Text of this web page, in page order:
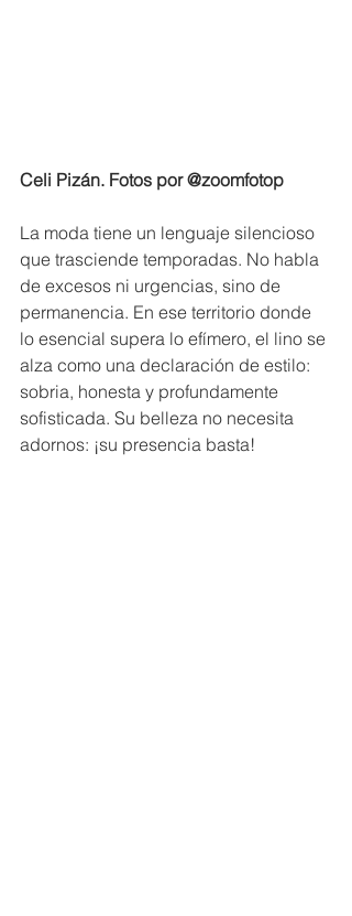
Celi Pizán. Fotos por @zoomfotop
La moda tiene un lenguaje silencioso
que trasciende temporadas. No habla
de excesos ni urgencias, sino de
permanencia. En ese territorio donde
lo esencial supera lo efímero, el lino se
alza como una declaración de estilo:
sobria, honesta y profundamente
sofisticada. Su belleza no necesita
adornos: ¡su presencia basta!